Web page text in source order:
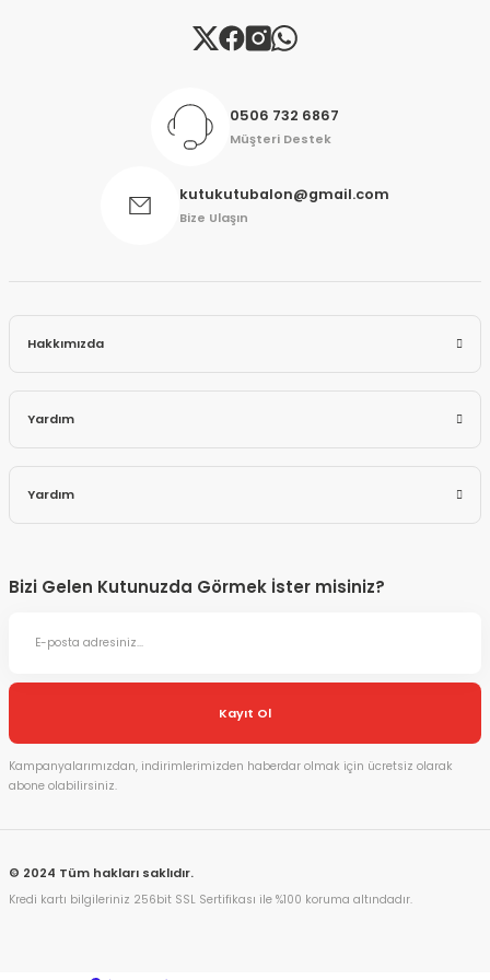
Gönder
0506 732 6867
Müşteri Destek
kutukutubalon@gmail.com
Bize Ulaşın
Hakkımızda
Yardım
Yardım
Bizi Gelen Kutunuzda Görmek İster misiniz?
Kayıt Ol
Kampanyalarımızdan, indirimlerimizden haberdar olmak için ücretsiz olarak
abone olabilirsiniz.
© 2024 Tüm hakları saklıdır.
Kredi kartı bilgileriniz 256bit SSL Sertifikası ile %100 koruma altındadır.